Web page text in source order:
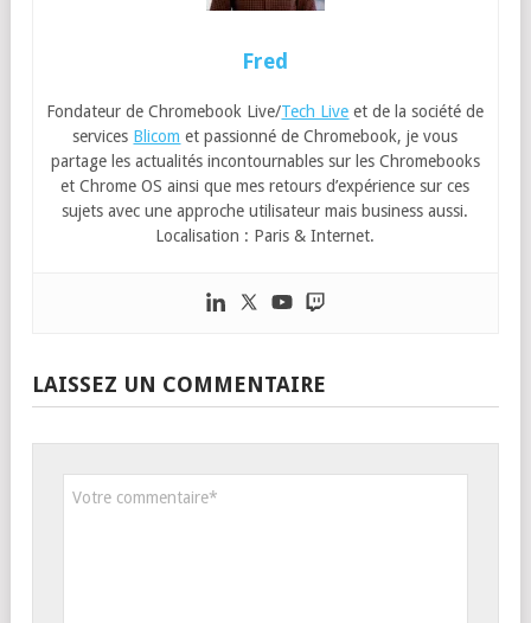
Fred
Fondateur de Chromebook Live/Tech Live et de la société de
services Blicom et passionné de Chromebook, je vous
partage les actualités incontournables sur les Chromebooks
et Chrome OS ainsi que mes retours d’expérience sur ces
sujets avec une approche utilisateur mais business aussi.
Localisation : Paris & Internet.
LAISSEZ UN COMMENTAIRE